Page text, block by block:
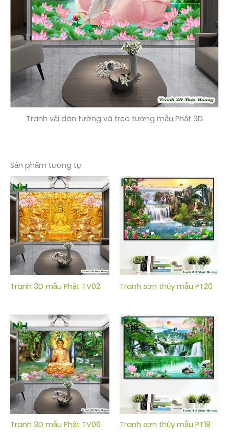
Tranh vải dán tường và treo tường mẫu Phật 3D
Sản phẩm tương tự
Tranh 3D mẫu Phật TV02 Tranh sơn thủy mẫu PT20
Tranh 3D mẫu Phật TV06 Tranh sơn thủy mẫu PT18